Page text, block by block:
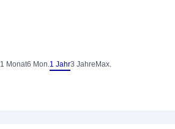
1 Monat6 Mon.1 Jahr3 Jahre Max.